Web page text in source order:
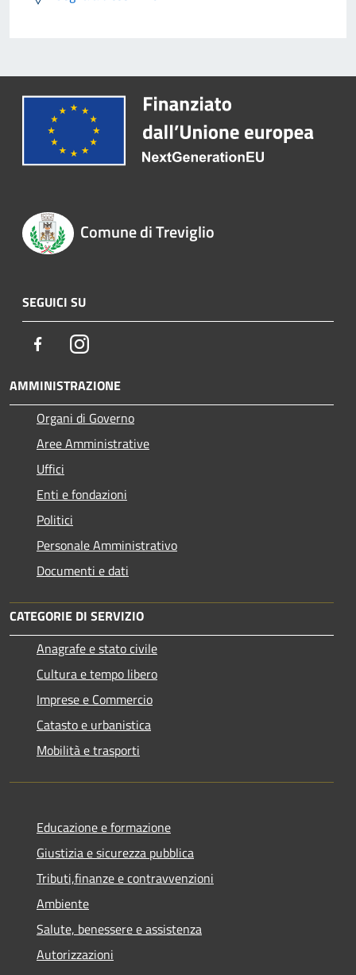
Comune di Treviglio
SEGUICI SU
FacebookInstagram
AMMINISTRAZIONE
Organi di Governo
Aree Amministrative
Uffici
Enti e fondazioni
Politici
Personale Amministrativo
Documenti e dati
CATEGORIE DI SERVIZIO
Anagrafe e stato civile
Cultura e tempo libero
Imprese e Commercio
Catasto e urbanistica
Mobilità e trasporti
Educazione e formazione
Giustizia e sicurezza pubblica
Tributi,finanze e contravvenzioni
Ambiente
Salute, benessere e assistenza
Autorizzazioni